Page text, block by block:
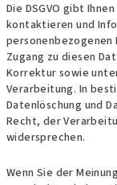
Die DSGVO gibt
kontaktieren und
personenbezogenen
Zugang zu diesen
Korrektur sowie
Verarbeitung. In
Datenlöschung und
Recht, der
widersprechen.
Wenn Sie der